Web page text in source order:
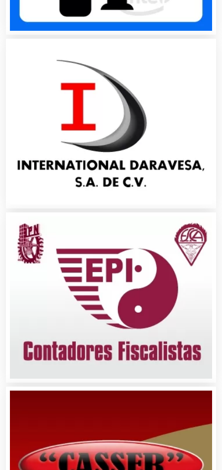
Asociaciones Civiles
Audio, Sonido e Iluminación
Automatización
Autopartes Eléctricas
Avaluos
Balnearios
Bebidas